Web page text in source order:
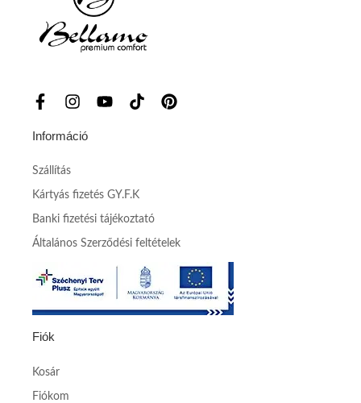
Információ
Szállítás
Kártyás fizetés GY.F.K
Banki fizetési tájékoztató
Általános Szerződési feltételek
Fiók
Kosár
Fiókom